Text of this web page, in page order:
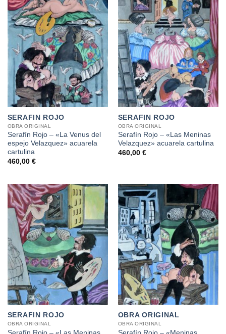
SERAFIN ROJO
OBRA ORIGINAL
Serafín Rojo – «La Venus del
espejo Velazquez» acuarela
cartulina
460,00 €
SERAFIN ROJO
OBRA ORIGINAL
Serafín Rojo – «Las Meninas
Velazquez» acuarela cartulina
460,00 €
SERAFIN ROJO
OBRA ORIGINAL
OBRA ORIGINAL
OBRA ORIGINAL